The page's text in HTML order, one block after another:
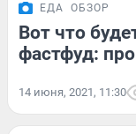
ЕДА ОБЗОР
Вот что
фастфуд:
14 июня, 2021, 11:30